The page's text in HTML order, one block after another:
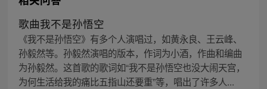
歌曲我不是孙悟空
《我不是孙悟空》有多个人演唱过，如黄永良、王云峰、
孙毅然等。孙毅然演唱的版本，作词为小酒，作曲和编曲
为孙毅然。这首歌的歌词如“我不是孙悟空也没大闹天宫，
为何生活给我的痛比五指山还要重”等，唱出了许多人...